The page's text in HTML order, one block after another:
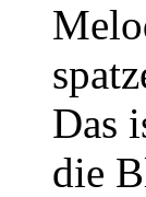
Das
die